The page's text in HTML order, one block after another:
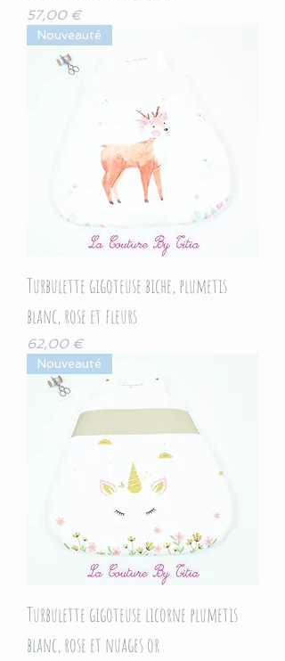
Prix
57,00 €
Nouveauté
Turbulette gigoteuse biche, plumetis
blanc, rose et fleurs
Prix
62,00 €
Nouveauté
Turbulette gigoteuse licorne plumetis
blanc, rose et nuages or